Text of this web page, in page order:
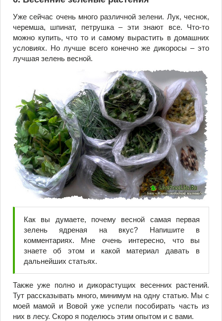
Уже сейчас очень много различной зелени. Лук, чеснок,
черемша, шпинат, петрушка – эти знают все. Что-то
можно купить, что то и самому вырастить в домашних
условиях. Но лучше всего конечно же дикоросы – это
лучшая зелень весной.
Как вы думаете, почему весной самая первая
зелень ядреная на вкус? Напишите в
комментариях. Мне очень интересно, что вы
знаете об этом и какой материал давать в
дальнейших статьях.
Также уже полно и дикорастущих весенних растений.
Тут рассказывать много, минимум на одну статью. Мы с
моей мамой и Вовой уже успели пособирать часть из
них в лесу. Скоро я поделюсь этим опытом и с вами.